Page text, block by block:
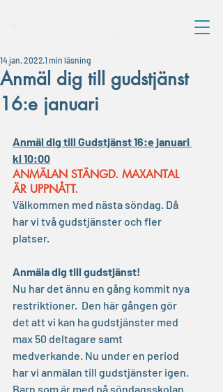
Anmäl dig till gudstjänst
16:e januari
14 jan. 2022 1 min läsning
Anmäl dig till Gudstjänst 16:e januari
kl 10:00
ANMÄLAN STÄNGD. MAXANTAL
ÄR UPPNÅTT.
Välkommen med nästa söndag. Då
har vi två gudstjänster och fler
platser.
Anmäla dig till gudstjänst!
Nu har det ännu en gång kommit nya
restriktioner.  Den här gången gör
det att vi kan ha gudstjänster med
max 50 deltagare samt
medverkande. Nu under en period
har vi anmälan till gudstjänster igen.
Barn som är med på söndagsskolan